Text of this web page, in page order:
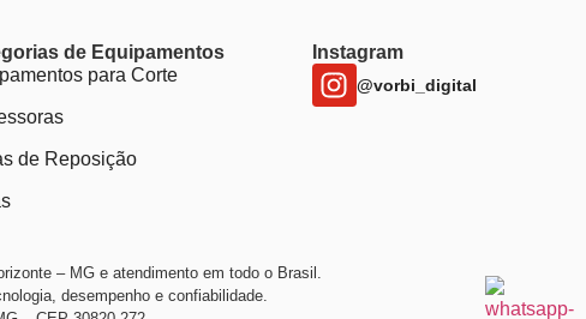
de Equipamentos
para Corte
de Reposição
Instagram
@vorbi_digital
– MG e atendimento em todo o Brasil.
desempenho e confiabilidade.